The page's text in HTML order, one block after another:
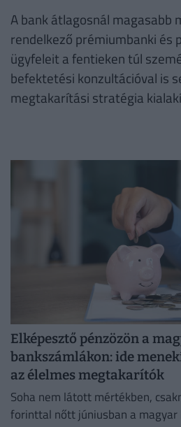
A bank átlagosnál magasabb
rendelkező prémiumbanki és
ügyfeleit a fentieken túl
befektetési konzultációval is
megtakarítási stratégia
Elképesztő pénzözön a
bankszámlákon: ide
az élelmes megtakarítók
Soha nem látott mértékben,
forinttal nőtt júniusban a